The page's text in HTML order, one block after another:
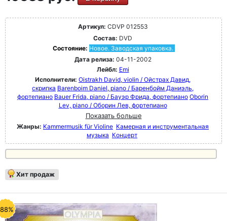
Артикул: CDVP 012553
Состав: DVD
Состояние: Новое. Заводская упаковка.
Дата релиза: 04-11-2002
Лейбл: Emi
Исполнители: Oistrakh David, violin / Ойстрах Давид,
скрипка Barenboim Daniel, piano / Баренбойм Даниэль,
фортепиано Bauer Frida, piano / Бауэр Фрида, фортепиано Oborin
Lev, piano / Оборин Лев, фортепиано
Показать больше
Жанры: Kammermusik für Violine Камерная и инструментальная
музыка Концерт
Хит продаж